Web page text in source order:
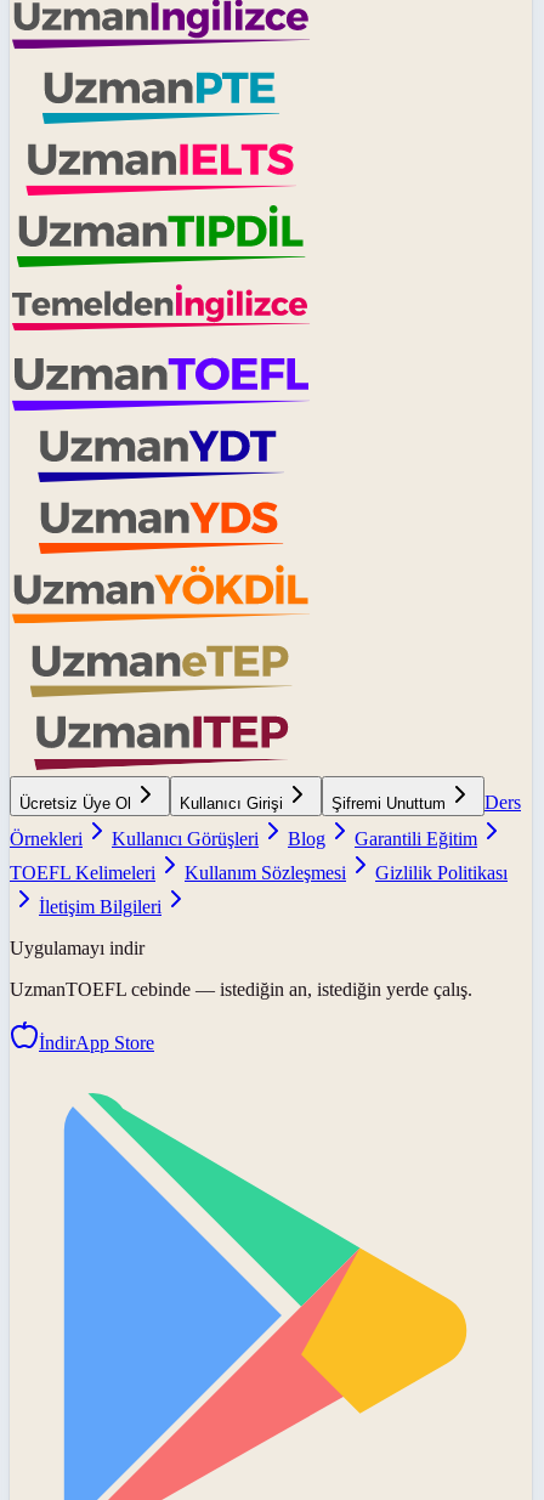
Ücretsiz Üye Ol Kullanıcı Girişi Şifremi Unuttum
Ders
Örnekleri
Kullanıcı Görüşleri Blog
Garantili Eğitim
TOEFL Kelimeleri
Kullanım Sözleşmesi
Gizlilik Politikası
İletişim Bilgileri
Uygulamayı indir
UzmanTOEFL cebinde — istediğin an, istediğin yerde çalış.
İndirApp Store